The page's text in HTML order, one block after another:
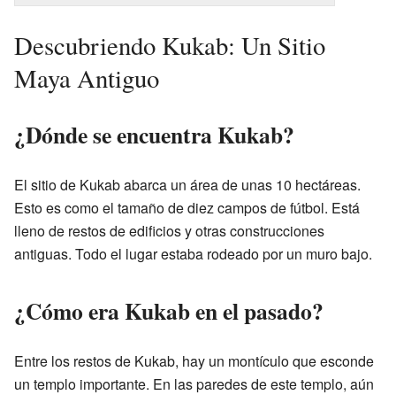
Descubriendo Kukab: Un Sitio
Maya Antiguo
¿Dónde se encuentra Kukab?
El sitio de Kukab abarca un área de unas 10 hectáreas.
Esto es como el tamaño de diez campos de fútbol. Está
lleno de restos de edificios y otras construcciones
antiguas. Todo el lugar estaba rodeado por un muro bajo.
¿Cómo era Kukab en el pasado?
Entre los restos de Kukab, hay un montículo que esconde
un templo importante. En las paredes de este templo, aún